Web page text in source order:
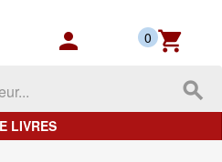
person shopping_cart
0
search
LIVRES